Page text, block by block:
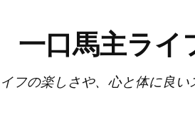
一口馬主ラ
フの楽しさや、心と体に良い